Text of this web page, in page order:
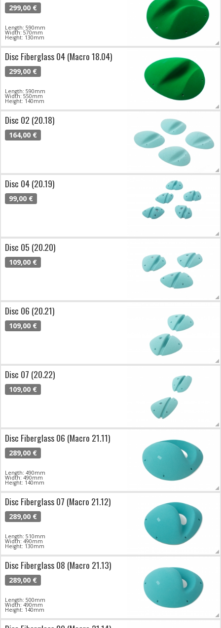
299,00 €
Length: 590mm
Width: 570mm
Height: 130mm
Disc Fiberglass 04 (Macro 18.04)
299,00 €
Length: 590mm
Width: 550mm
Height: 140mm
Disc 02 (20.18)
164,00 €
Disc 04 (20.19)
99,00 €
Disc 05 (20.20)
109,00 €
Disc 06 (20.21)
109,00 €
Disc 07 (20.22)
109,00 €
Disc Fiberglass 06 (Macro 21.11)
289,00 €
Length: 490mm
Width: 490mm
Height: 140mm
Disc Fiberglass 07 (Macro 21.12)
289,00 €
Length: 510mm
Width: 490mm
Height: 130mm
Disc Fiberglass 08 (Macro 21.13)
289,00 €
Length: 500mm
Width: 490mm
Height: 140mm